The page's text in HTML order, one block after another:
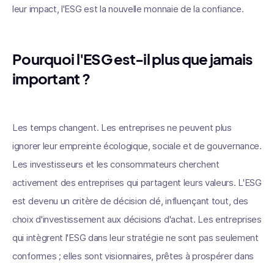
leur impact, l'ESG est la nouvelle monnaie de la confiance.
Pourquoi l'ESG est-il plus que jamais
important ?
Les temps changent. Les entreprises ne peuvent plus
ignorer leur empreinte écologique, sociale et de gouvernance.
Les investisseurs et les consommateurs cherchent
activement des entreprises qui partagent leurs valeurs. L'ESG
est devenu un critère de décision clé, influençant tout, des
choix d'investissement aux décisions d'achat. Les entreprises
qui intègrent l'ESG dans leur stratégie ne sont pas seulement
conformes ; elles sont visionnaires, prêtes à prospérer dans